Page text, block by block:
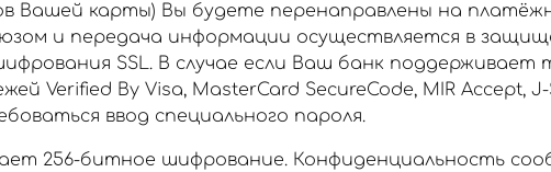
Вашей карты) Вы будете перенаправлены на
и передача информации осуществляется в
SSL. В случае если Ваш банк поддерживает
Verified By Visa, MasterCard SecureCode, MIR Accept,
ввод специального пароля.
256-битное шифрование. Конфиденциальность